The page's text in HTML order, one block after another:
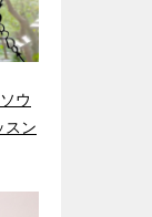
ウ
スン